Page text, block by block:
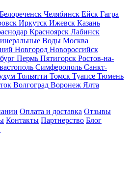
Белореченск Челябинск Ейск Гагра
Иркутск Ижевск Казань
Красноярск Лабинск
Воды Москва
Новгород Новороссийск
Пермь Пятигорск Ростов-на-
Симферополь Санкт-
Тольятти Томск Туапсе Тюмень
Волгоград Воронеж Ялта
Оплата и доставка Отзывы
Контакты Партнерство Блог